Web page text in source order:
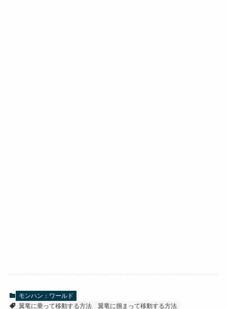
モンハン：ワールド
翼竜に乗って移動する方法
翼竜に掴まって移動する方法